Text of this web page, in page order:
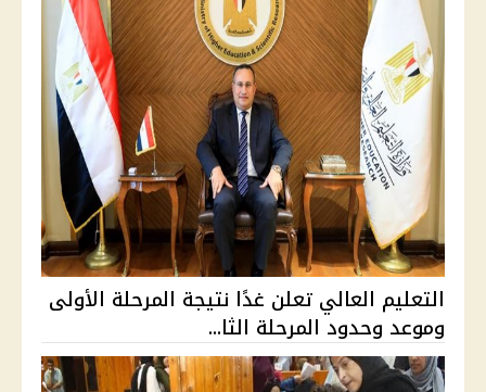
التعليم العالي تعلن غدًا نتيجة المرحلة الأولى
وموعد وحدود المرحلة الثا...